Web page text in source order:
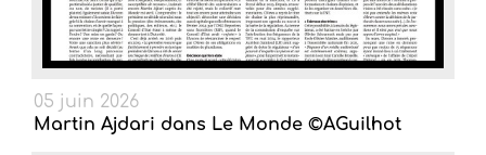
05 juin 2026
Martin Ajdari dans Le Monde ©AGuilhot